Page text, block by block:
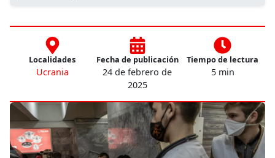
Localidades
Ucrania
Fecha de publicación
24 de febrero de
2025
Tiempo de lectura
5 min